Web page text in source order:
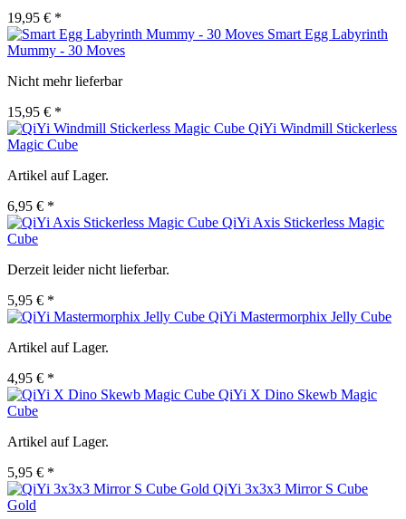
19,95 € *
Smart Egg Labyrinth
Mummy - 30 Moves
Nicht mehr lieferbar
15,95 € *
QiYi Windmill Stickerless
Magic Cube
Artikel auf Lager.
6,95 € *
QiYi Axis Stickerless Magic
Cube
Derzeit leider nicht lieferbar.
5,95 € *
QiYi Mastermorphix Jelly Cube
Artikel auf Lager.
4,95 € *
QiYi X Dino Skewb Magic
Cube
Artikel auf Lager.
5,95 € *
QiYi 3x3x3 Mirror S Cube
Gold